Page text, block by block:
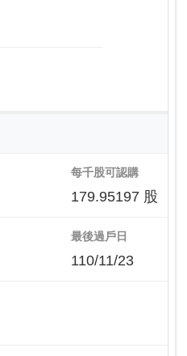
每千股可認購
179.95197 股
最後過戶日
110/11/23